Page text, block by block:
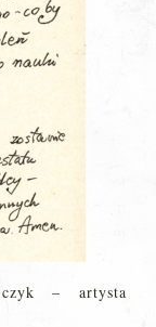
– artysta